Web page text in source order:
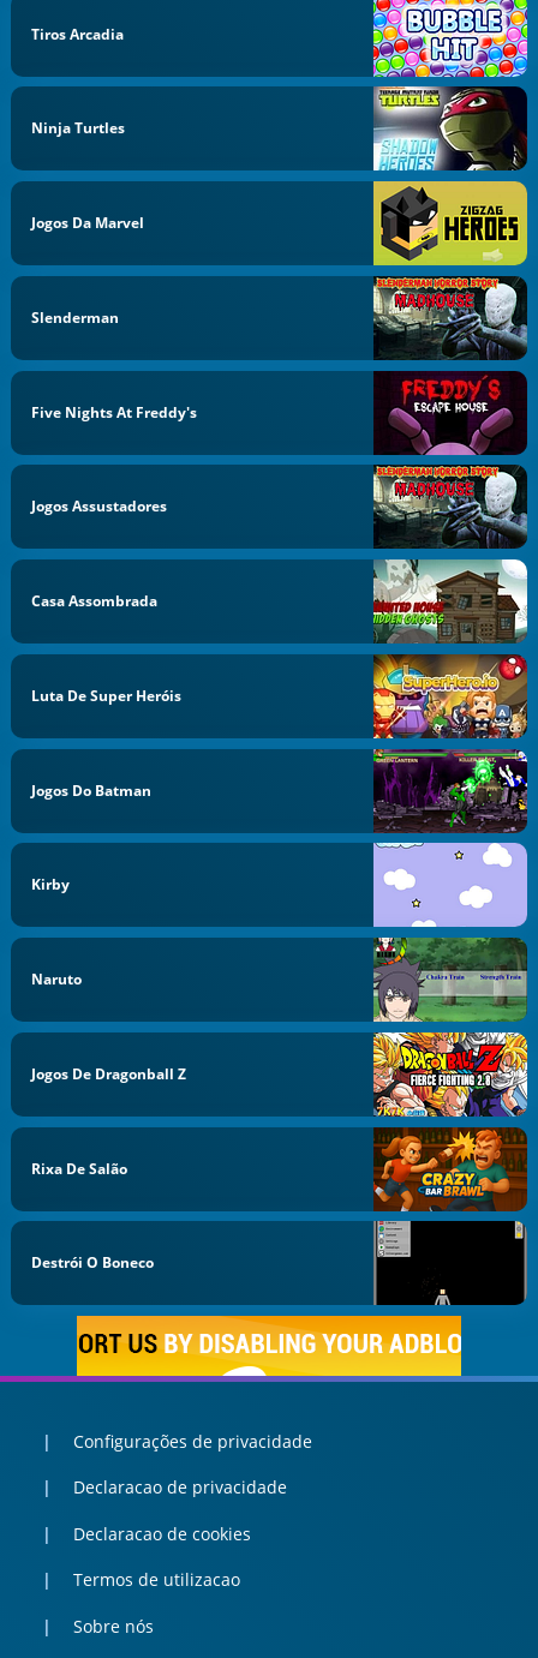
Tiros Arcadia
Ninja Turtles
Jogos Da Marvel
Slenderman
Five Nights At Freddy's
Jogos Assustadores
Casa Assombrada
Luta De Super Heróis
Jogos Do Batman
Kirby
Naruto
Jogos De Dragonball Z
Rixa De Salão
Destrói O Boneco
Configurações de privacidade
Declaracao de privacidade
Declaracao de cookies
Termos de utilizacao
Sobre nós